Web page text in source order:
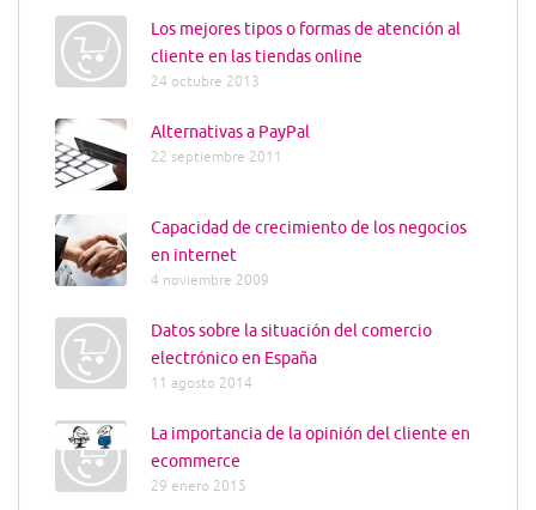
Los mejores tipos o formas de atención al
cliente en las tiendas online
24 octubre 2013
Alternativas a PayPal
22 septiembre 2011
Capacidad de crecimiento de los negocios
en internet
4 noviembre 2009
Datos sobre la situación del comercio
electrónico en España
11 agosto 2014
La importancia de la opinión del cliente en
ecommerce
29 enero 2015